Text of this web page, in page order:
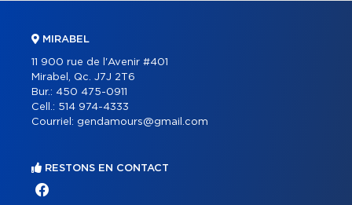
MIRABEL
11 900 rue de l'Avenir #401
Mirabel, Qc. J7J 2T6
Bur.: 450 475-0911
Cell.: 514 974-4333
Courriel: gendamours@gmail.com
RESTONS EN CONTACT